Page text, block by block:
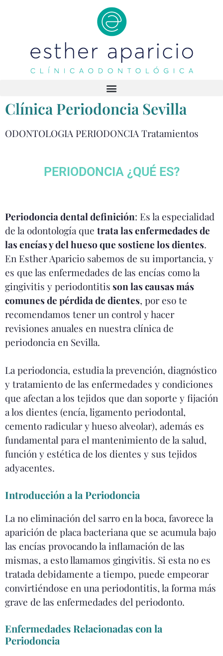
Clínica Periodoncia Sevilla
ODONTOLOGIA PERIODONCIA Tratamientos
PERIODONCIA ¿QUÉ ES?
Periodoncia dental definición: Es la especialidad
de la odontología que trata las enfermedades de
las encías y del hueso que sostiene los dientes.
En Esther Aparicio sabemos de su importancia, y
es que las enfermedades de las encías como la
gingivitis y periodontitis son las causas más
comunes de pérdida de dientes, por eso te
recomendamos tener un control y hacer
revisiones anuales en nuestra clínica de
periodoncia en Sevilla.
La periodoncia, estudia la prevención, diagnóstico
y tratamiento de las enfermedades y condiciones
que afectan a los tejidos que dan soporte y fijación
a los dientes (encía, ligamento periodontal,
cemento radicular y hueso alveolar), además es
fundamental para el mantenimiento de la salud,
función y estética de los dientes y sus tejidos
adyacentes.
Introducción a la Periodoncia
La no eliminación del sarro en la boca, favorece la
aparición de placa bacteriana que se acumula bajo
las encías provocando la inflamación de las
mismas, a esto llamamos gingivitis. Si esta no es
tratada debidamente a tiempo, puede empeorar
convirtiéndose en una periodontitis, la forma más
grave de las enfermedades del periodonto.
Enfermedades Relacionadas con la
Periodoncia